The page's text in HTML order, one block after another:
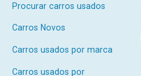
Procurar carros usados
Carros Novos
Carros usados por marca
Carros usados por